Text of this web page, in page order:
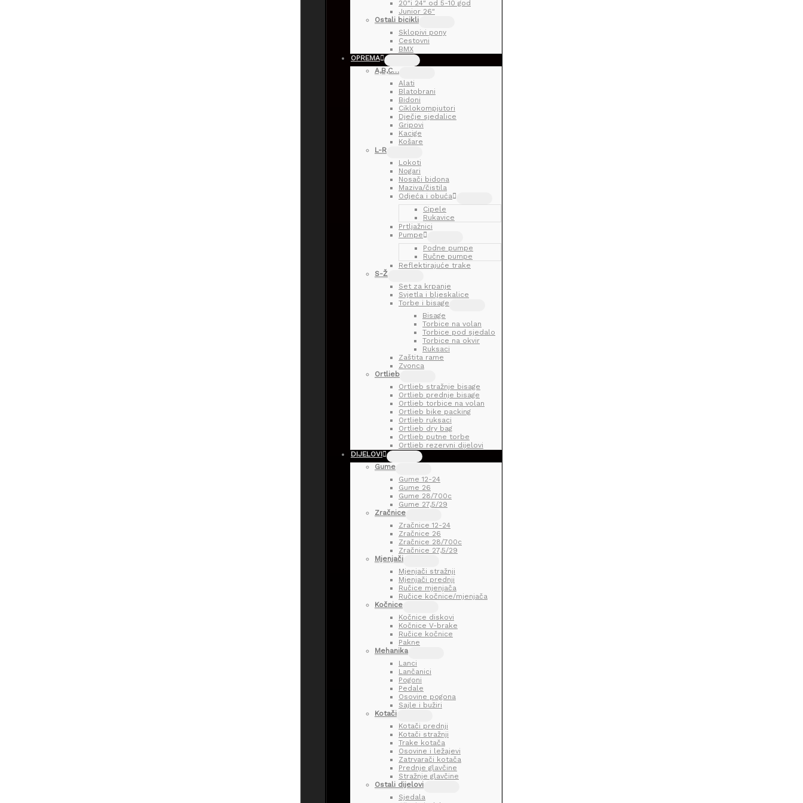
20″i 24″ od 5-10 god
Junior 26″
Ostali bicikli
Sklopivi pony
Cestovni
BMX
OPREMA
A,B,C…
Alati
Blatobrani
Bidoni
Ciklokompjutori
Dječje sjedalice
Gripovi
Kacige
Košare
L-R
Lokoti
Nogari
Nosači bidona
Maziva/čistila
Odjeća i obuća
Cipele
Rukavice
Prtljažnici
Pumpe
Podne pumpe
Ručne pumpe
Reflektirajuće trake
S-Ž
Set za krpanje
Svjetla i bljeskalice
Torbe i bisage
Bisage
Torbice na volan
Torbice pod sjedalo
Torbice na okvir
Ruksaci
Zaštita rame
Zvonca
Ortlieb
Ortlieb stražnje bisage
Ortlieb prednje bisage
Ortlieb torbice na volan
Ortlieb bike packing
Ortlieb ruksaci
Ortlieb dry bag
Ortlieb putne torbe
Ortlieb rezervni dijelovi
DIJELOVI
Gume
Gume 12-24
Gume 26
Gume 28/700c
Gume 27,5/29
Zračnice
Zračnice 12-24
Zračnice 26
Zračnice 28/700c
Zračnice 27,5/29
Mjenjači
Mjenjači stražnji
Mjenjači prednji
Ručice mjenjača
Ručice kočnice/mjenjača
Kočnice
Kočnice diskovi
Kočnice V-brake
Ručice kočnice
Pakne
Mehanika
Lanci
Lančanici
Pogoni
Pedale
Osovine pogona
Sajle i bužiri
Kotači
Kotači prednji
Kotači stražnji
Trake kotača
Osovine i ležajevi
Zatrvarači kotača
Prednje glavčine
Stražnje glavčine
Ostali dijelovi
Sjedala